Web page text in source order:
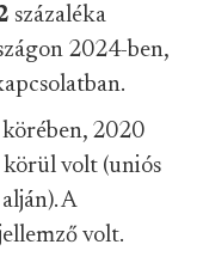
százaléka
2024-ben,
körében, 2020
körül volt (uniós
A
volt.